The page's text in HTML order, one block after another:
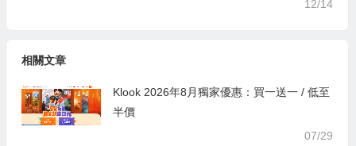
12/14
相關文章
Klook 2026年8月獨家優惠：買一送一 / 低至
半價
07/29